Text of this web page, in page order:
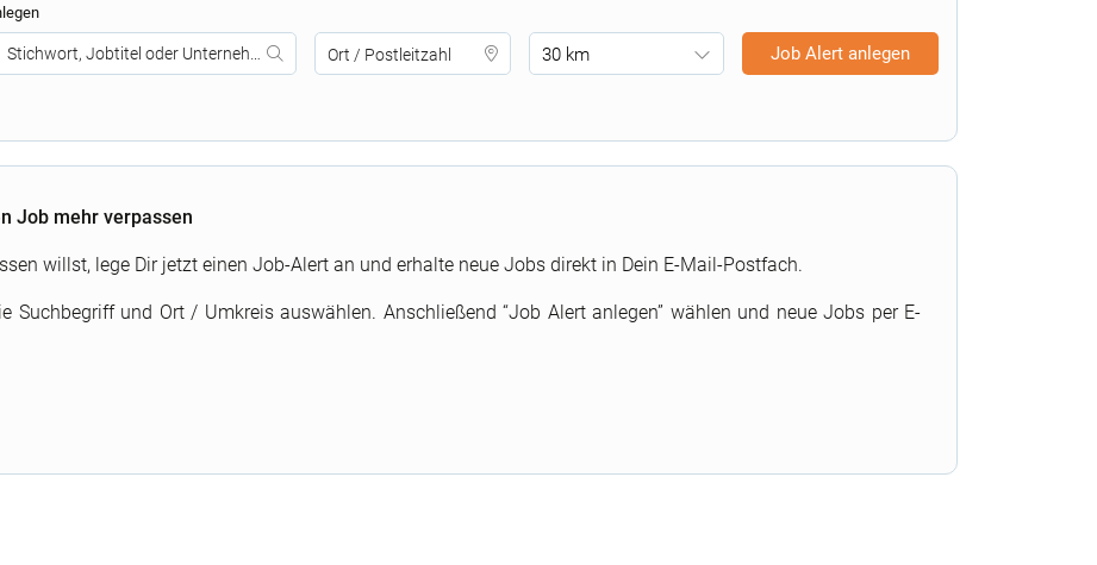
30 km
Job mehr verpassen
willst, lege Dir jetzt einen Job-Alert an und erhalte neue Jobs direkt in Dein E-Mail-Postfach.
Suchbegriff und Ort / Umkreis auswählen. Anschließend “Job Alert anlegen” wählen und neue Jobs per E-